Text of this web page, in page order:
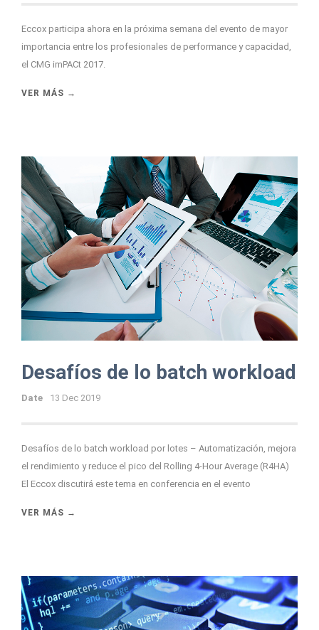
Eccox participa ahora en la próxima semana del evento de mayor
importancia entre los profesionales de performance y capacidad,
el CMG imPACt 2017.
VER MÁS →
Desafíos de lo batch workload
Date 13 Dec 2019
Desafíos de lo batch workload por lotes – Automatización, mejora
el rendimiento y reduce el pico del Rolling 4-Hour Average (R4HA)
El Eccox discutirá este tema en conferencia en el evento
VER MÁS →